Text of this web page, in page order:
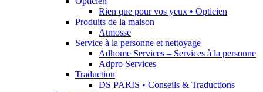
Rien que pour vos yeux • Opticien
Produits de la maison
Atmosse
Service à la personne et nettoyage
Adhome Services – Services à la personne
Adpro Services
Traduction
DS PARIS • Conseils & Traductions